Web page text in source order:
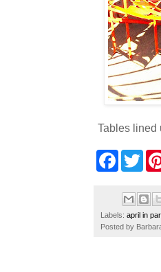
Tables lined
o
k
w
t
e
Labels: april in
Posted by